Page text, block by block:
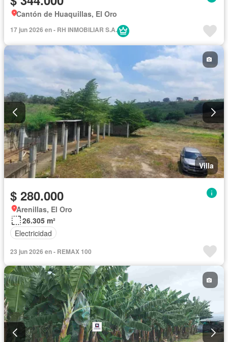
Cantón de Huaquillas, El Oro
17 jun 2026 en - RH INMOBILIAR S.A.
Villa
$ 280.000
Arenillas, El Oro
26.305 m²
Electricidad
23 jun 2026 en - REMAX 100